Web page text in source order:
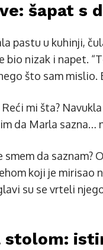
šapat s
pastu u kuhinji,
bio nizak i napet.
što sam mislio.
mi šta?
da Marla sazna…
smem da
koji je mirisao
su se vrteli
stolom: